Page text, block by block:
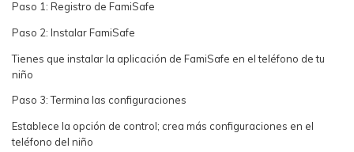
Paso 1: Registro de FamiSafe
Paso 2: Instalar FamiSafe
Tienes que instalar la aplicación de FamiSafe en el teléfono de tu
niño
Paso 3: Termina las configuraciones
Establece la opción de control; crea más configuraciones en el
teléfono del niño